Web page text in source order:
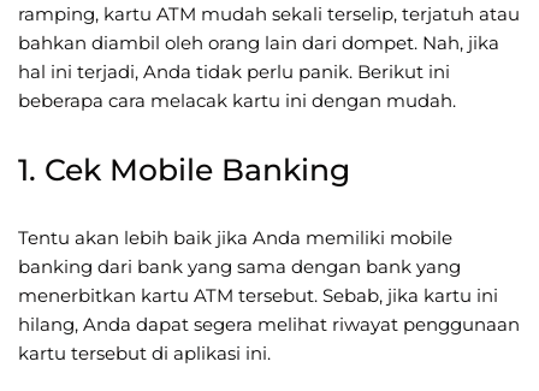
ramping, kartu ATM mudah sekali terselip, terjatuh atau
bahkan diambil oleh orang lain dari dompet. Nah, jika
hal ini terjadi, Anda tidak perlu panik. Berikut ini
beberapa cara melacak kartu ini dengan mudah.
1. Cek Mobile Banking
Tentu akan lebih baik jika Anda memiliki mobile
banking dari bank yang sama dengan bank yang
menerbitkan kartu ATM tersebut. Sebab, jika kartu ini
hilang, Anda dapat segera melihat riwayat penggunaan
kartu tersebut di aplikasi ini.